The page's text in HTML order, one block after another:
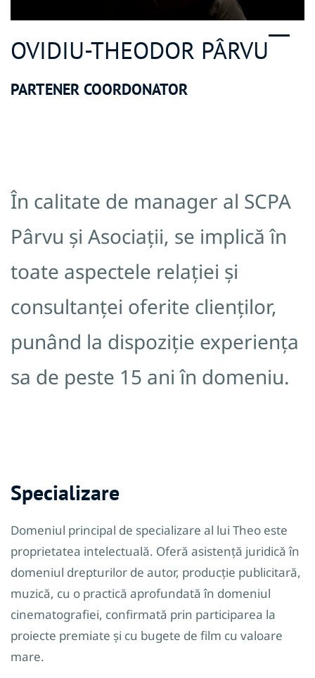
OVIDIU-THEODOR PÂRVU
PARTENER COORDONATOR
În calitate de manager al SCPA
Pârvu și Asociații, se implică în
toate aspectele relației și
consultanței oferite clienților,
punând la dispoziție experiența
sa de peste 15 ani în domeniu.
Specializare
Domeniul principal de specializare al lui Theo este
proprietatea intelectuală. Oferă asistență juridică în
domeniul drepturilor de autor, producție publicitară,
muzică, cu o practică aprofundată în domeniul
cinematografiei, confirmată prin participarea la
proiecte premiate și cu bugete de film cu valoare
mare.